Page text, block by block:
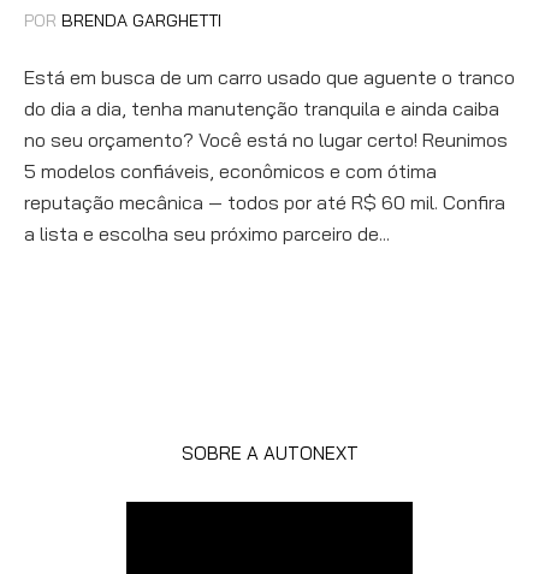
POR BRENDA GARGHETTI
Está em busca de um carro usado que aguente o tranco
do dia a dia, tenha manutenção tranquila e ainda caiba
no seu orçamento? Você está no lugar certo! Reunimos
5 modelos confiáveis, econômicos e com ótima
reputação mecânica — todos por até R$ 60 mil. Confira
a lista e escolha seu próximo parceiro de...
SOBRE A AUTONEXT